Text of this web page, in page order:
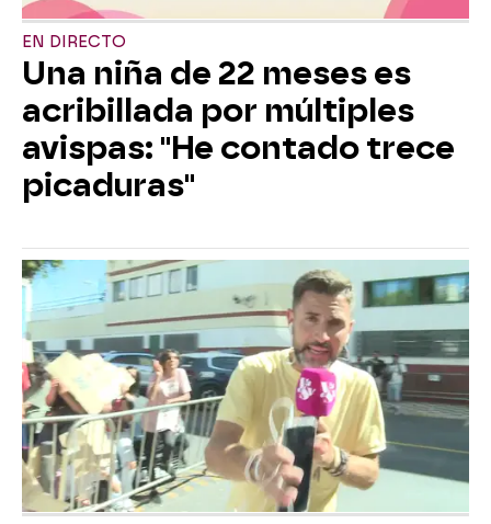
EN DIRECTO
Una niña de 22 meses es
acribillada por múltiples
avispas: "He contado trece
picaduras"